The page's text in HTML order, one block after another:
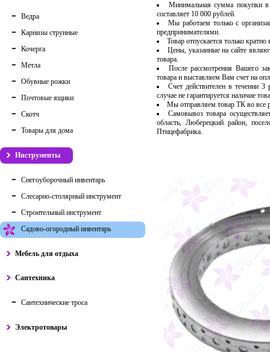
Ведра
Карнизы струнные
Кочерга
Метла
Обувные рожки
Почтовые ящики
Скотч
Товары для дома
Инструменты
Снегоуборочный инвентарь
Слесарно-столярный инструмент
Строительный инструмент
Садово-огородный инвентарь
Мебель для отдыха
Сантехника
Сантехнические троса
Электротовары
Минимальная сумма покупки в
составляет 10 000 рублей.
Мы работаем только с
предпринимателями.
Товар отпускается только
Цены, указанные на сайте
товара.
После рассмотрения Вашего
товара и выставляем Вам счет на
Счет действителен в течении
случае не гарантируется наличие
Мы отправляем товар ТК во
Самовывоз товара
область, Люберецкий район,
Птицефабрика.